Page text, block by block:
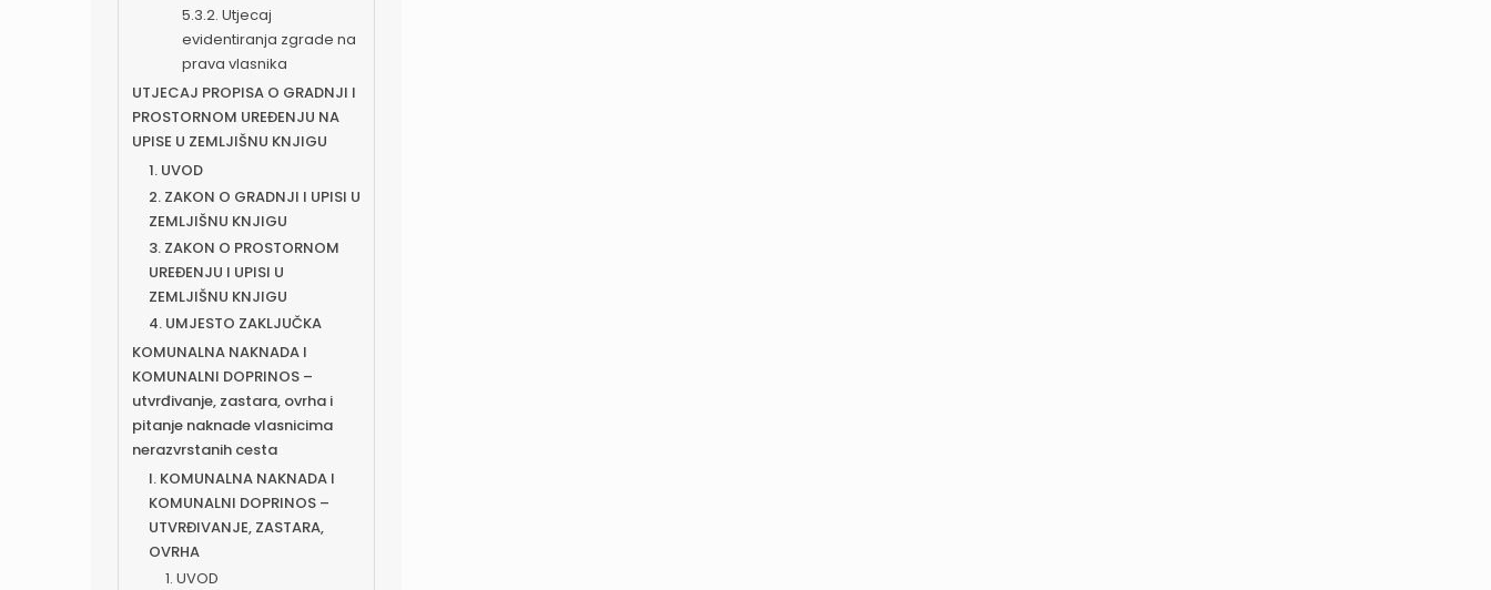
5.3.2. Utjecaj
evidentiranja zgrade na
prava vlasnika
UTJECAJ PROPISA O GRADNJI I
PROSTORNOM UREĐENJU NA
UPISE U ZEMLJIŠNU KNJIGU
1. UVOD
2. ZAKON O GRADNJI I UPISI U
ZEMLJIŠNU KNJIGU
3. ZAKON O PROSTORNOM
UREĐENJU I UPISI U
ZEMLJIŠNU KNJIGU
4. UMJESTO ZAKLJUČKA
KOMUNALNA NAKNADA I
KOMUNALNI DOPRINOS –
utvrđivanje, zastara, ovrha i
pitanje naknade vlasnicima
nerazvrstanih cesta
I. KOMUNALNA NAKNADA I
KOMUNALNI DOPRINOS –
UTVRĐIVANJE, ZASTARA,
OVRHA
1. UVOD